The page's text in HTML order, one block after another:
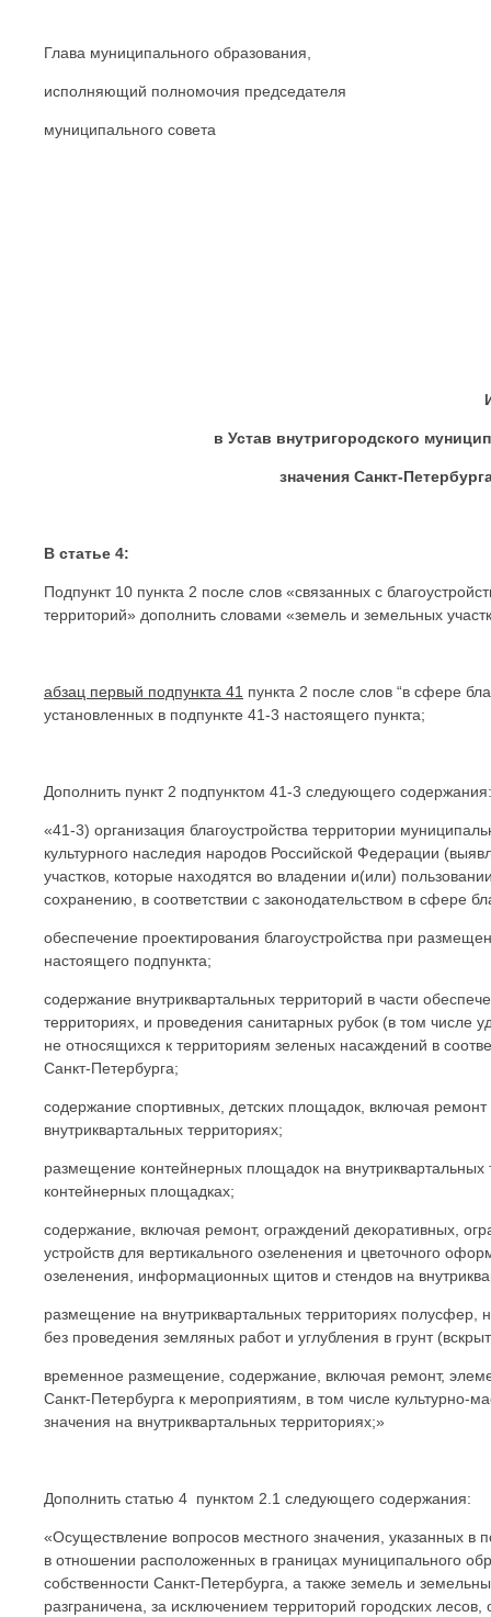
Глава муниципального образования,
исполняющий полномочия председателя
муниципального совета
в Устав внутригородского
значения Санкт-
В статье 4:
Подпункт 10 пункта 2 после слов «связанных с
территорий» дополнить словами «земель и земельных
абзац первый подпункта 41 пункта 2 после слов “в сфере
установленных в подпункте 41-3 настоящего пункта;
Дополнить пункт 2 подпунктом 41-3 следующего содержания:
«41-3) организация благоустройства территории
культурного наследия народов Российской Федерации
участков, которые находятся во владении и(или)
сохранению, в соответствии с законодательством в сфере
обеспечение проектирования благоустройства при
настоящего подпункта;
содержание внутриквартальных территорий в части
территориях, и проведения санитарных рубок (в том числе
не относящихся к территориям зеленых насаждений в
Санкт-Петербурга;
содержание спортивных, детских площадок, включая
внутриквартальных территориях;
размещение контейнерных площадок на
контейнерных площадках;
содержание, включая ремонт, ограждений декоративных,
устройств для вертикального озеленения и цветочного
озеленения, информационных щитов и стендов на
размещение на внутриквартальных территориях
без проведения земляных работ и углубления в грунт
временное размещение, содержание, включая ремонт,
Санкт-Петербурга к мероприятиям, в том числе культурно-
значения на внутриквартальных территориях;»
Дополнить статью 4 пунктом 2.1 следующего содержания:
«Осуществление вопросов местного значения, указанных в
в отношении расположенных в границах муниципального
собственности Санкт-Петербурга, а также земель и
разграничена, за исключением территорий городских